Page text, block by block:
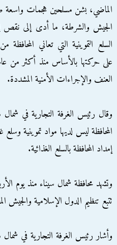
الماضي، بشن مسلحين هجمات
الجيش والشرطة، ما أدى إلى نقص
السلع التموينية التي تعاني المحافظة
على حركتها بالأساس منذ أكثر من
العنف والإجراءات الأمنية المشددة.
وقال رئيس الغرفة التجارية في
المحافظة ليس لديها مواد تموينية
إمداد المحافظة بالسلع الغذائية.
وتشهد محافظة شمال سيناء منذ يوم
تتبع تنظيم الدول الإسلامية
وأشار رئيس الغرفة التجارية في